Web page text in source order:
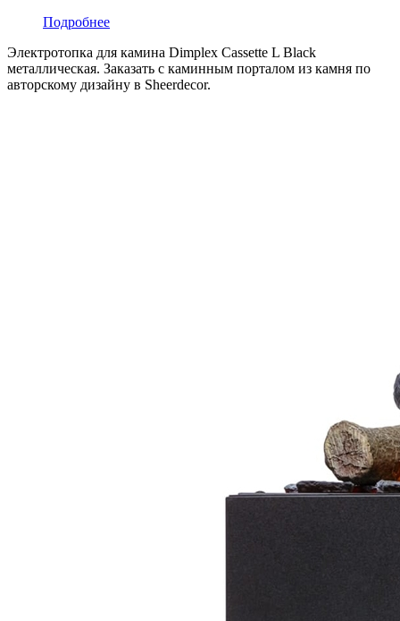
Подробнее
Электротопка для камина Dimplex Cassette L Black
металлическая. Заказать с каминным порталом из камня по
авторскому дизайну в Sheerdecor.